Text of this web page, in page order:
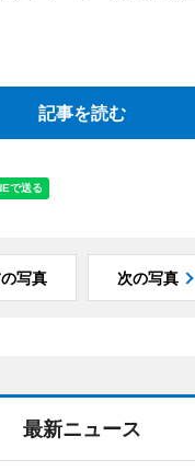
記事を読む
写真 次の写真
最新ニュース